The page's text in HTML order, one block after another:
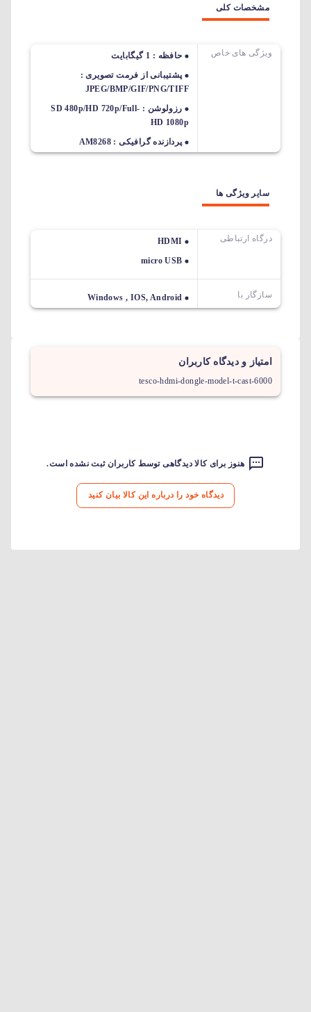
مشخصات کلی
ویژگی های خاص
حافظه : 1 گیگابایت
پشتیبانی از فرمت تصویری :
JPEG/BMP/GIF/PNG/TIFF
رزولوشن : SD 480p/HD 720p/Full-
HD 1080p
پردازنده گرافیکی : AM8268
سایر ویژگی ها
درگاه ارتباطی
HDMI
micro USB
سازگار با Windows , IOS, Android
امتیاز و دیدگاه کاربران
tesco-hdmi-dongle-model-t-cast-6000
هنوز برای کالا دیدگاهی توسط کاربران ثبت نشده است.
دیدگاه خود را درباره این کالا بیان کنید